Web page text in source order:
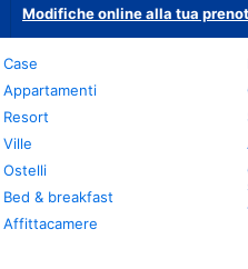
Modifiche online alla tua
Case
Appartamenti
Resort
Ville
Ostelli
Bed & breakfast
Affittacamere